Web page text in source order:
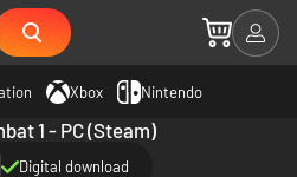
Xbox Nintendo
1 - PC (Steam)
Digital download